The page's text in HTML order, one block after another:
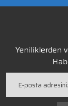
Yeniliklerden